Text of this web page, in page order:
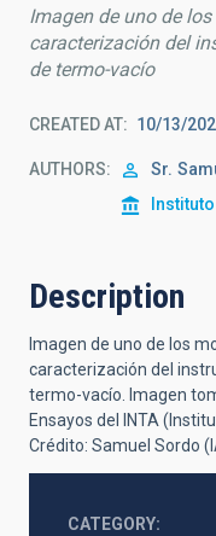
Imagen de uno de
caracterización del
de termo-vacío
CREATED AT 10/13/
AUTHORS Sr.
Description
Imagen de uno de los
caracterización del
termo-vacío. Imagen
Ensayos del INTA
Crédito: Samuel Sordo
CATEGORY